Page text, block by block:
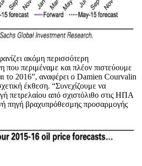
ακόμη περισσότερη
που περιμέναμε και πλέον πιστεύουμε
το 2016”, αναφέρει ο Damien Courvalin
έκθεση. “Συνεχίζουμε να
πετρελαίου από σχιστόλιθο στις ΗΠΑ
πηγή βραχυπρόθεσμης προσαρμογής